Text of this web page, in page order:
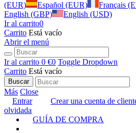
(EUR)
Español (EUR) Français
English (GBP)
English (USD)
Ir al carrito0
Carrito Está vacío
Abrir el menú
Ir al carrito 0 €0 Toggle Dropdown
Carrito Está vacío
Buscar
Más Close
Entrar
Crear una cuenta de
olvidada
GUÍA DE COMPRA